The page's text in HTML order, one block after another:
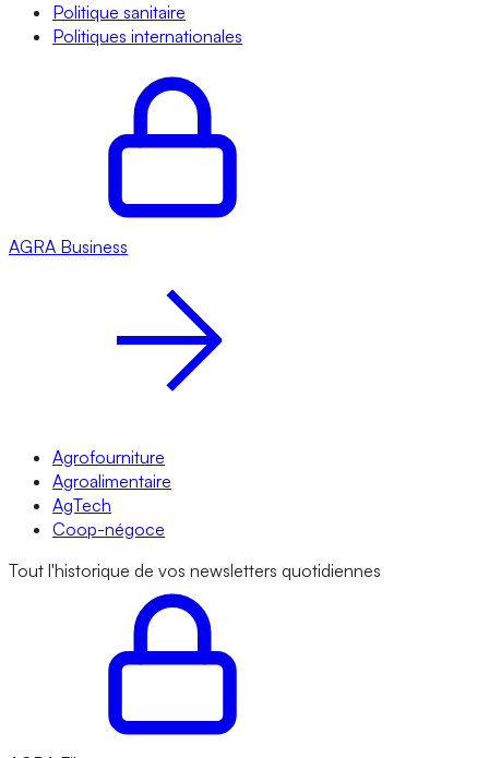
Politique sanitaire
Politiques internationales
AGRA Business
Agrofourniture
Agroalimentaire
AgTech
Coop-négoce
Tout l'historique de vos newsletters quotidiennes